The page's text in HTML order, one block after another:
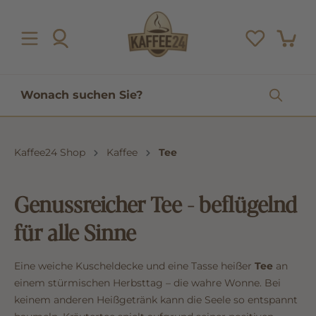
Kaffee24 Shop Kaffee Tee
Genussreicher Tee - beflügelnd
für alle Sinne
Eine weiche Kuscheldecke und eine Tasse heißer Tee an
einem stürmischen Herbsttag – die wahre Wonne. Bei
keinem anderen Heißgetränk kann die Seele so entspannt